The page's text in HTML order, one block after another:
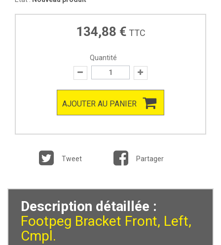
134,88 € TTC
Quantité
AJOUTER AU PANIER
Tweet Partager
Description détaillée :
Footpeg Bracket Front, Left,
Cmpl.